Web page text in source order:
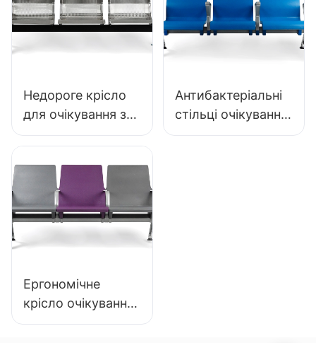
HEWEI SEATING
Недороге крісло
для очікування з
нержавіючої сталі
підходить для
різних
громадських
місць
Антибактеріальні
стільці очікування
з поліуретану
Ергономічне
крісло очікування
в аеропорту